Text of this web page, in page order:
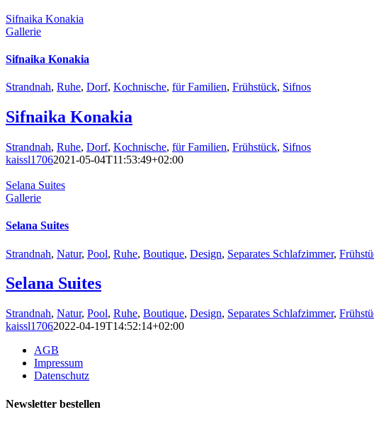
Sifnaika Konakia
Gallerie
Sifnaika Konakia
Strandnah, Ruhe, Dorf, Kochnische, für Familien, Frühstück, Sifnos
Sifnaika Konakia
Strandnah, Ruhe, Dorf, Kochnische, für Familien, Frühstück, Sifnos
kaissl17062021-05-04T11:53:49+02:00
Selana Suites
Gallerie
Selana Suites
Strandnah, Natur, Pool, Ruhe, Boutique, Design, Separates Schlafzimmer,
Selana Suites
Strandnah, Natur, Pool, Ruhe, Boutique, Design, Separates Schlafzimmer,
kaissl17062022-04-19T14:52:14+02:00
AGB
Impressum
Datenschutz
Newsletter bestellen